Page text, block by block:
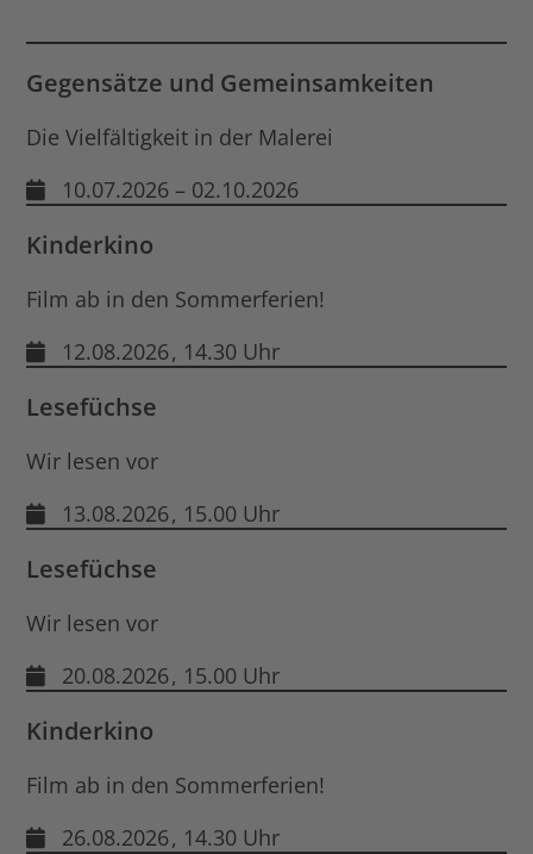
Gegensätze und Gemeinsamkeiten
Die Vielfältigkeit in der Malerei
10.07.2026 – 02.10.2026
Kinderkino
Film ab in den Sommerferien!
12.08.2026, 14.30 Uhr
Lesefüchse
Wir lesen vor
13.08.2026, 15.00 Uhr
Lesefüchse
Wir lesen vor
20.08.2026, 15.00 Uhr
Kinderkino
Film ab in den Sommerferien!
26.08.2026, 14.30 Uhr